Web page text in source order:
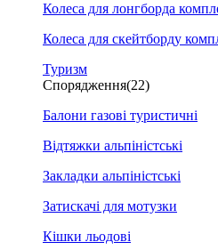
Колеса для лонгборда
Колеса для скейтборду
Туризм
Спорядження(22)
Балони газові туристичні
Відтяжки альпіністські
Закладки альпіністські
Затискачі для мотузки
Кішки льодові